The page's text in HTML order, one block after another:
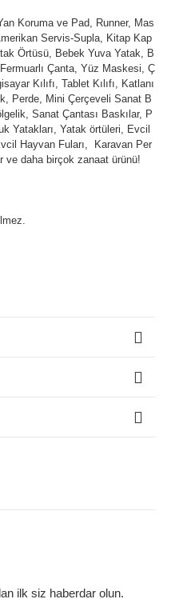
Koruma ve Pad, Runner, Mas
Servis-Supla, Kitap Kap
Örtüsü, Bebek Yuva Yatak, B
Çanta, Yüz Maskesi, Ç
Kılıfı, Tablet Kılıfı, Katlanı
Perde, Mini Çerçeveli Sanat B
Sanat Çantası Baskılar, P
Yatakları, Yatak örtüleri, Evcil
Hayvan Fuları, Karavan Per
ve daha birçok zanaat ürünü!
ilk siz haberdar olun.